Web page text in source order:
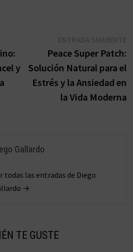
y
Peace Super Patch:
Solución Natural para el
Estrés y la Ansiedad en
la Vida Moderna
Gallardo
todas las entradas de Diego
→
TE GUSTE